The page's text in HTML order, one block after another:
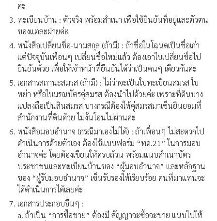
ค่ะ
ทะเบียนบ้าน : ตัวจริง พร้อมสำเนา เพื่อใช้ยืนยันที่อยู่และตัวตน
ของแต่ละฝ่ายค่ะ
หนังสือเปลี่ยนชื่อ-นามสกุล (ถ้ามี) : ถ้าชื่อในโฉนดเป็นชื่อเก่า
แต่ปัจจุบันเพื่อนๆ เปลี่ยนชื่อใหม่แล้ว ต้องเอาใบเปลี่ยนชื่อไป
ยืนยันด้วย เพื่อให้เจ้าหน้าที่ยืนยันได้ว่าเป็นคนๆ เดียวกันค่ะ
เอกสารสถานะสมรส (ถ้ามี) : ไม่ว่าจะเป็นใบทะเบียนสมรส ใบ
หย่า หรือใบมรณบัตรคู่สมรส ต้องนำไปด้วยค่ะ เพราะที่ดินบาง
แปลงถือเป็นสินสมรส บางกรณีต้องให้คู่สมรสมาเซ็นยินยอมที่
สำนักงานที่ดินด้วย ไม่งั้นโอนไม่ผ่านค่ะ
หนังสือมอบอำนาจ (กรณีมาเองไม่ได้) : ถ้าเพื่อนๆ ไม่สะดวกไป
ดำเนินการด้วยตัวเอง ต้องใช้แบบฟอร์ม “ทด.21” ในการมอบ
อำนาจค่ะ โดยต้องเขียนให้ครบถ้วน พร้อมแนบสำเนาบัตร
ประชาชนและทะเบียนบ้านของ “ผู้มอบอำนาจ” และหลักฐาน
ของ “ผู้รับมอบอำนาจ” เซ็นรับรองให้เรียบร้อย คนที่มาแทนจะ
ได้ดำเนินการได้เลยค่ะ
เอกสารประกอบอื่นๆ :
a. ถ้าเป็น “การซื้อขาย” ต้องมี สัญญาจะซื้อจะขาย แนบไปให้